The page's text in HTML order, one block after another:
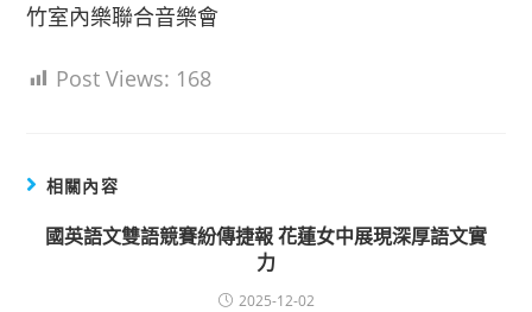
竹室內樂聯合音樂會
Post Views: 168
相關內容
國英語文雙語競賽紛傳捷報 花蓮女中展現深厚語文實
力
2025-12-02